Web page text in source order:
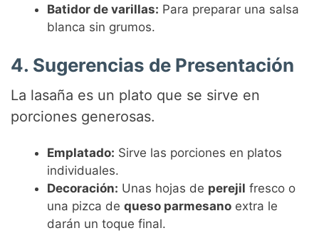
Batidor de varillas: Para preparar una salsa
blanca sin grumos.
4. Sugerencias de Presentación
La lasaña es un plato que se sirve en
porciones generosas.
Emplatado: Sirve las porciones en platos
individuales.
Decoración: Unas hojas de perejil fresco o
una pizca dequeso parmesano extra le
darán un toque final.